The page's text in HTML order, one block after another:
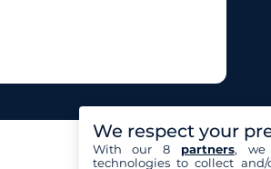
We respect your
With our 8 partners, we
technologies to collect